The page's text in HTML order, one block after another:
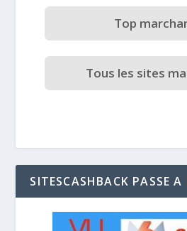
Top
Tous les sites
SITESCASHBACK PASSE